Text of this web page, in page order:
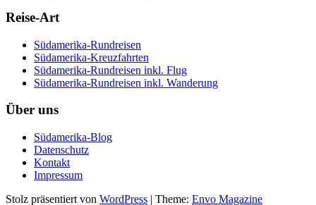
Reise-Art
Südamerika-Rundreisen
Südamerika-Kreuzfahrten
Südamerika-Rundreisen inkl. Flug
Südamerika-Rundreisen inkl. Wanderung
Über uns
Südamerika-Blog
Datenschutz
Kontakt
Impressum
Stolz präsentiert von WordPress | Theme: Envo Magazine